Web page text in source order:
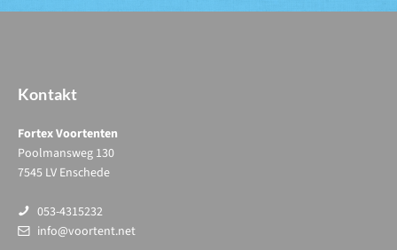
Kontakt
Fortex Voortenten
Poolmansweg 130
7545 LV Enschede
053-4315232
info@voortent.net